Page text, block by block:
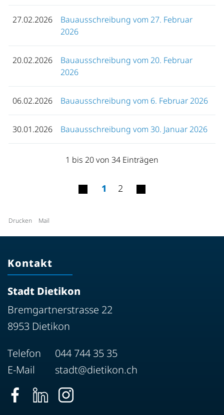
27.02.2026
Bauausschreibung vom 27. Februar
2026
20.02.2026
Bauausschreibung vom 20. Februar
2026
06.02.2026 Bauausschreibung vom 6. Februar 2026
30.01.2026 Bauausschreibung vom 30. Januar 2026
1 bis 20 von 34 Einträgen
1 2
Drucken Mail
Kontakt
Stadt Dietikon
Bremgartnerstrasse 22
8953 Dietikon
Telefon
044 744 35 35
E-Mail
stadt@dietikon.ch